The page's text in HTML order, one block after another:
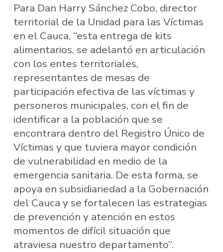
Para Dan Harry Sánchez Cobo, director
territorial de la Unidad para las Víctimas
en el Cauca, “esta entrega de kits
alimentarios, se adelantó en articulación
con los entes territoriales,
representantes de mesas de
participación efectiva de las víctimas y
personeros municipales, con el fin de
identificar a la población que se
encontrara dentro del Registro Único de
Víctimas y que tuviera mayor condición
de vulnerabilidad en medio de la
emergencia sanitaria. De esta forma, se
apoya en subsidiariedad a la Gobernación
del Cauca y se fortalecen las estrategias
de prevención y atención en estos
momentos de difícil situación que
atraviesa nuestro departamento”.